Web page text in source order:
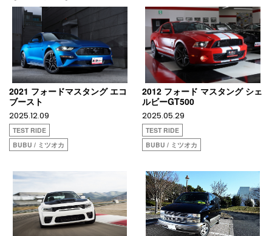
2021 フォードマスタング エコ
ブースト
2025.12.09
TEST RIDE
BUBU / ミツオカ
2012 フォード マスタング シェ
ルビーGT500
2025.05.29
TEST RIDE
BUBU / ミツオカ